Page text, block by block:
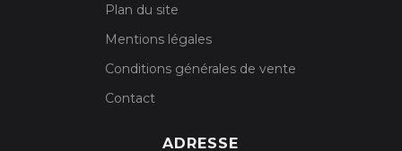
Plan du site
Mentions légales
Conditions générales de vente
Contact
ADRESSE